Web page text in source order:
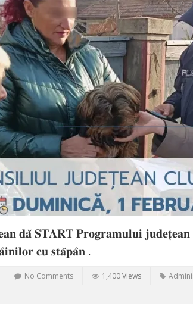
𝐝𝐚̆ 𝐒𝐓𝐀𝐑𝐓 𝐏𝐫𝐨𝐠𝐫𝐚𝐦𝐮𝐥𝐮𝐢 𝐣𝐮𝐝𝐞𝐭̦𝐞𝐚𝐧
𝐜𝐮 𝐬𝐭𝐚̆𝐩𝐚̂𝐧 .
No Comments 1,400 Views